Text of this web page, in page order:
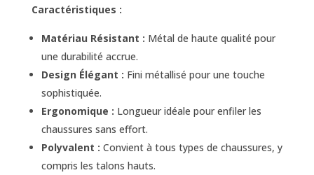
Caractéristiques :
Matériau Résistant : Métal de haute qualité pour
une durabilité accrue.
Design Élégant : Fini métallisé pour une touche
sophistiquée.
Ergonomique : Longueur idéale pour enfiler les
chaussures sans effort.
Polyvalent : Convient à tous types de chaussures, y
compris les talons hauts.